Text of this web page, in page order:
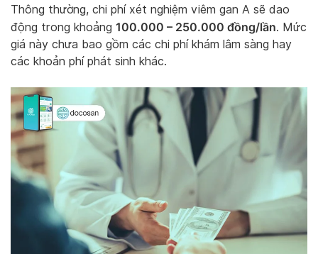
Thông thường, chi phí xét nghiệm viêm gan A sẽ dao
động trong khoảng 100.000 – 250.000 đồng/lần. Mức
giá này chưa bao gồm các chi phí khám lâm sàng hay
các khoản phí phát sinh khác.